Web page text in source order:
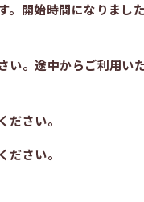
。開始時間になりま
い。途中からご利用
ださい。
ださい。